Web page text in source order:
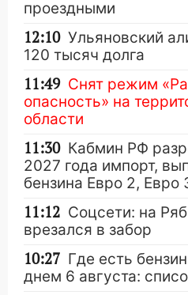
проездными
12:10 Ульяновский
120 тысяч долга
11:49 Снят режим
опасность» на
области
11:30 Кабмин РФ
2027 года импорт,
бензина Евро 2, Евро
11:12 Соцсети: на
врезался в забор
10:27 Где есть
днем 6 августа: